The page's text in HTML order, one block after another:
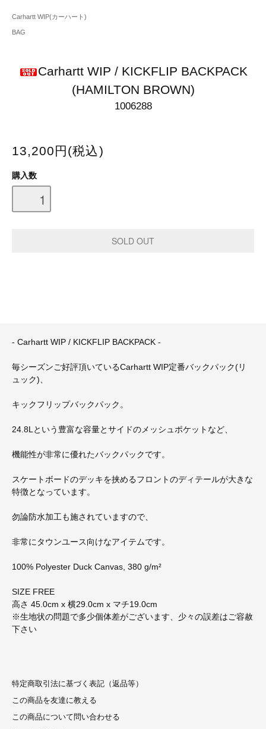
Carhartt WIP(カーハート)
BAG
Carhartt WIP / KICKFLIP BACKPACK
(HAMILTON BROWN)
1006288
13,200円(税込)
購入数
- Carhartt WIP / KICKFLIP BACKPACK -
毎シーズンご好評頂いているCarhartt WIP定番バックパック(リ
ュック)、
キックフリップバックパック。
24.8Lという豊富な容量とサイドのメッシュポケットなど、
機能性が非常に優れたバックパックです。
スケートボードのデッキを挟めるフロントのディテールが大きな
特徴となっています。
勿論防水加工も施されていますので、
非常にタウンユース向けなアイテムです。
100% Polyester Duck Canvas, 380 g/m²
SIZE FREE
高さ 45.0cm x 横29.0cm x マチ19.0cm
※生地状の問題で多少個体差がございます、少々の誤差はご容赦
下さい
特定商取引法に基づく表記（返品等）
この商品を友達に教える
この商品について問い合わせる